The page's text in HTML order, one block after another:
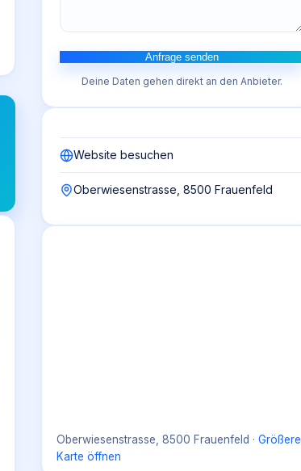
Anfrage senden
Deine Daten gehen direkt an den Anbieter.
Website besuchen
Oberwiesenstrasse, 8500 Frauenfeld
Oberwiesenstrasse, 8500 Frauenfeld · Größere
Karte öffnen